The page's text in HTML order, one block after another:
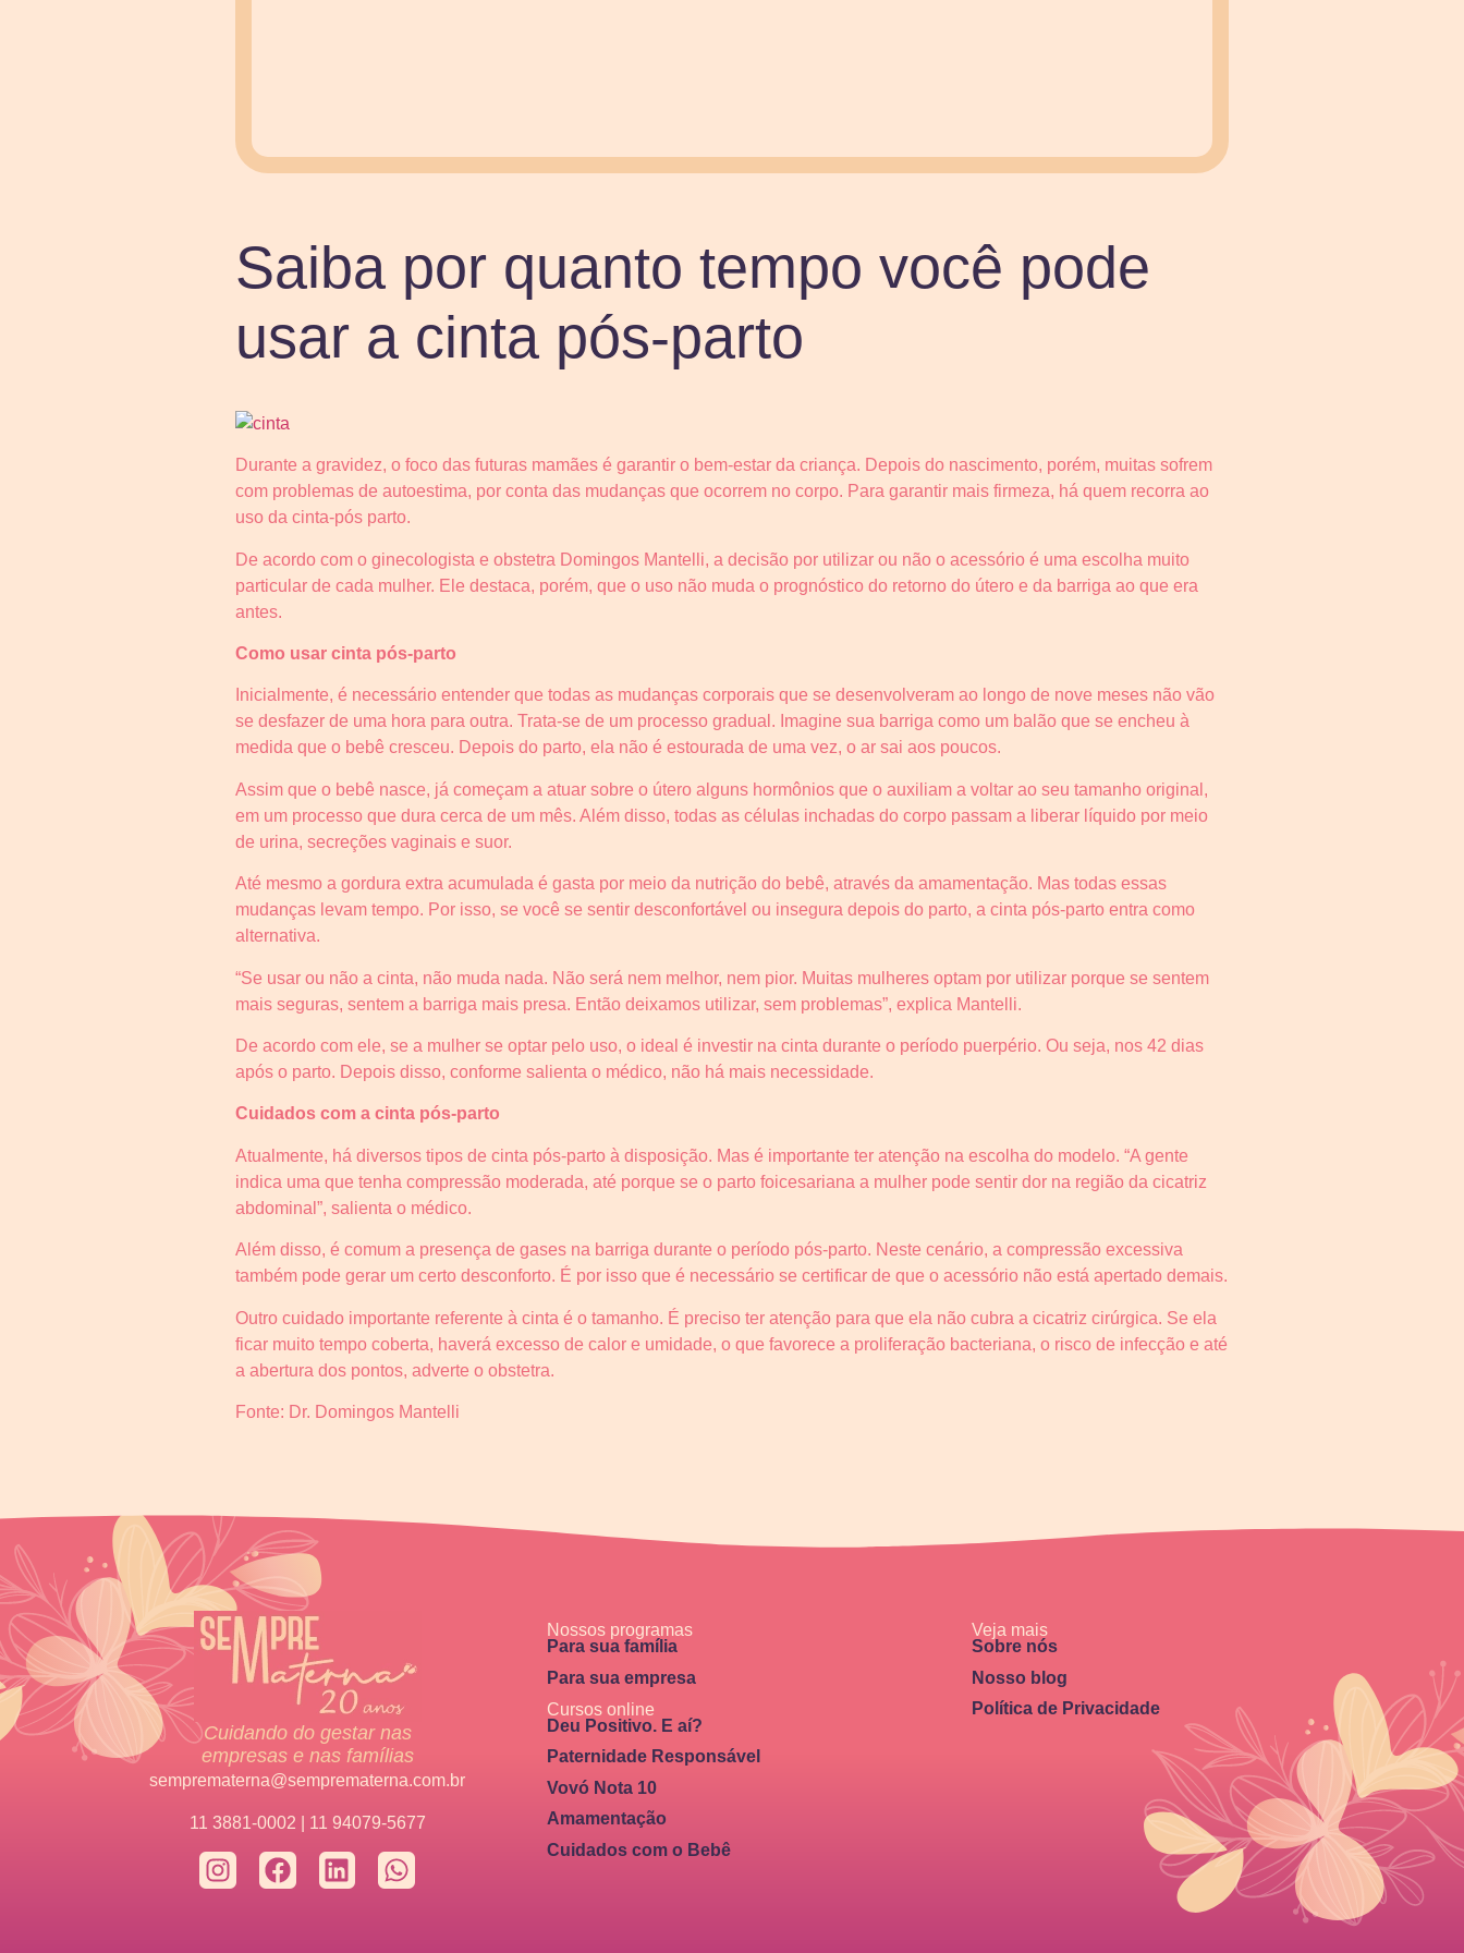
Saiba por quanto tempo você pode
usar a cinta pós-parto
Durante a gravidez, o foco das futuras mamães é garantir o bem-estar da criança. Depois do nascimento, porém, muitas sofrem
com problemas de autoestima, por conta das mudanças que ocorrem no corpo. Para garantir mais firmeza, há quem recorra ao
uso da cinta-pós parto.
De acordo com o ginecologista e obstetra Domingos Mantelli, a decisão por utilizar ou não o acessório é uma escolha muito
particular de cada mulher. Ele destaca, porém, que o uso não muda o prognóstico do retorno do útero e da barriga ao que era
antes.
Como usar cinta pós-parto
Inicialmente, é necessário entender que todas as mudanças corporais que se desenvolveram ao longo de nove meses não vão
se desfazer de uma hora para outra. Trata-se de um processo gradual. Imagine sua barriga como um balão que se encheu à
medida que o bebê cresceu. Depois do parto, ela não é estourada de uma vez, o ar sai aos poucos.
Assim que o bebê nasce, já começam a atuar sobre o útero alguns hormônios que o auxiliam a voltar ao seu tamanho original,
em um processo que dura cerca de um mês. Além disso, todas as células inchadas do corpo passam a liberar líquido por meio
de urina, secreções vaginais e suor.
Até mesmo a gordura extra acumulada é gasta por meio da nutrição do bebê, através da amamentação. Mas todas essas
mudanças levam tempo. Por isso, se você se sentir desconfortável ou insegura depois do parto, a cinta pós-parto entra como
alternativa.
“Se usar ou não a cinta, não muda nada. Não será nem melhor, nem pior. Muitas mulheres optam por utilizar porque se sentem
mais seguras, sentem a barriga mais presa. Então deixamos utilizar, sem problemas”, explica Mantelli.
De acordo com ele, se a mulher se optar pelo uso, o ideal é investir na cinta durante o período puerpério. Ou seja, nos 42 dias
após o parto. Depois disso, conforme salienta o médico, não há mais necessidade.
Cuidados com a cinta pós-parto
Atualmente, há diversos tipos de cinta pós-parto à disposição. Mas é importante ter atenção na escolha do modelo. “A gente
indica uma que tenha compressão moderada, até porque se o parto foicesariana a mulher pode sentir dor na região da cicatriz
abdominal”, salienta o médico.
Além disso, é comum a presença de gases na barriga durante o período pós-parto. Neste cenário, a compressão excessiva
também pode gerar um certo desconforto. É por isso que é necessário se certificar de que o acessório não está apertado demais.
Outro cuidado importante referente à cinta é o tamanho. É preciso ter atenção para que ela não cubra a cicatriz cirúrgica. Se ela
ficar muito tempo coberta, haverá excesso de calor e umidade, o que favorece a proliferação bacteriana, o risco de infecção e até
a abertura dos pontos, adverte o obstetra.
Fonte: Dr. Domingos Mantelli
Cuidando do gestar nas
empresas e nas famílias
semprematerna@semprematerna.com.br
11 3881-0002 | 11 94079-5677
Nossos programas
Para sua família
Para sua empresa
Cursos online
Deu Positivo. E aí?
Paternidade Responsável
Vovó Nota 10
Amamentação
Cuidados com o Bebê
Veja mais
Sobre nós
Nosso blog
Política de Privacidade